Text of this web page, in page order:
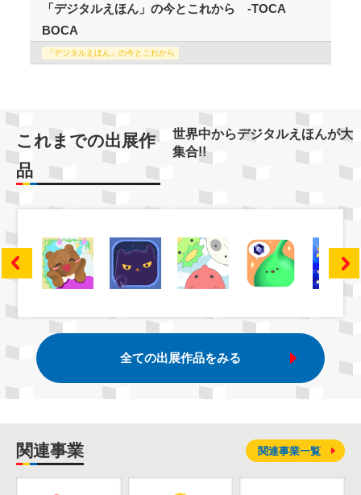
「デジタルえほん」の今とこれから -TOCA
BOCA
「デジタルえほん」の今とこれから
これまでの出展作
品
世界中からデジタルえほんが大
集合!!
全ての出展作品をみる
関連事業 関連事業一覧